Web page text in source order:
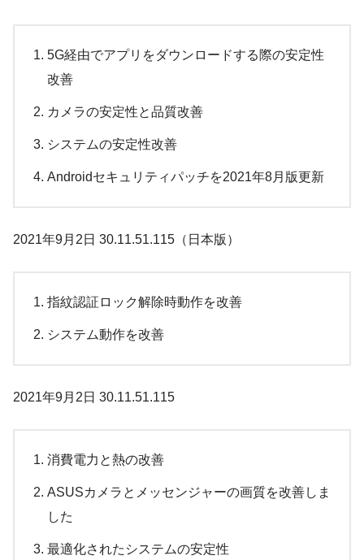
5G経由でアプリをダウンロードする際の安定性
改善
カメラの安定性と品質改善
システムの安定性改善
Androidセキュリティパッチを2021年8月版更新
2021年9月2日 30.11.51.115（日本版）
指紋認証ロック解除時動作を改善
システム動作を改善
2021年9月2日 30.11.51.115
消費電力と熱の改善
ASUSカメラとメッセンジャーの画質を改善しま
した
最適化されたシステムの安定性